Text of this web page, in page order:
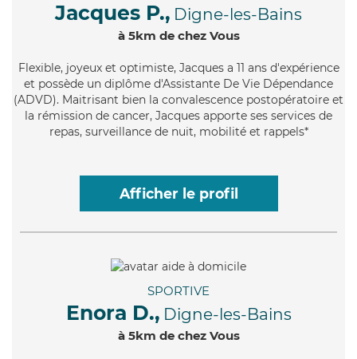
Jacques P., Digne-les-Bains
à 5km de chez Vous
Flexible, joyeux et optimiste, Jacques a 11 ans d'expérience
et possède un diplôme d'Assistante De Vie Dépendance
(ADVD). Maitrisant bien la convalescence postopératoire et
la rémission de cancer, Jacques apporte ses services de
repas, surveillance de nuit, mobilité et rappels*
Afficher le profil
SPORTIVE
Enora D., Digne-les-Bains
à 5km de chez Vous